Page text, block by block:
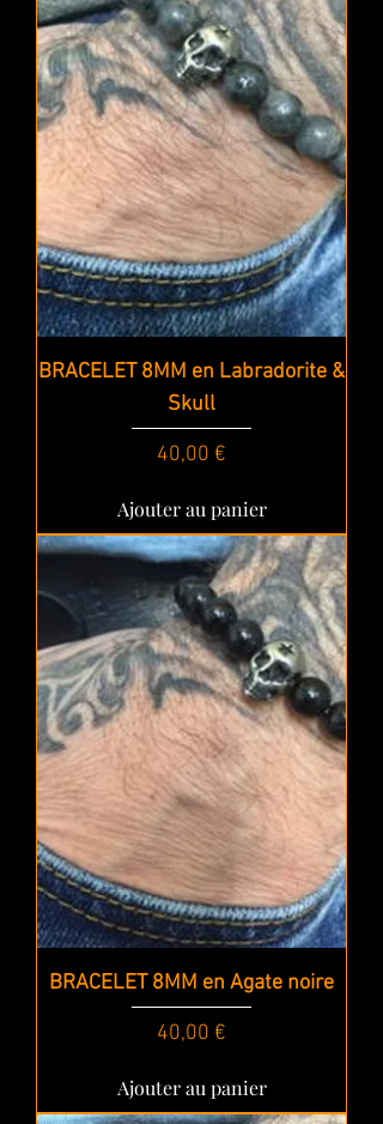
BRACELET 8MM en Labradorite &
Skull
Prix
40,00 €
Ajouter au panier
BRACELET 8MM en Agate noire
Prix
40,00 €
Ajouter au panier